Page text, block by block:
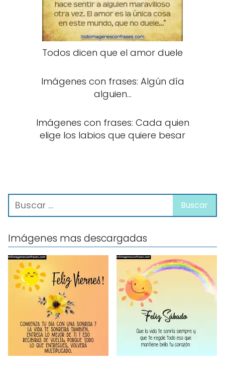
Todos dicen que el amor duele
Imágenes con frases: Algún día
alguien...
Imágenes con frases: Cada quien
elige los labios que quiere besar
Imágenes mas descargadas